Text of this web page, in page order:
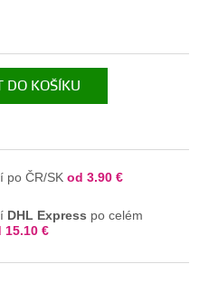
DO KOŠÍKU
po ČR/SKod 3.90 €
DHL Express po celém
15.10 €